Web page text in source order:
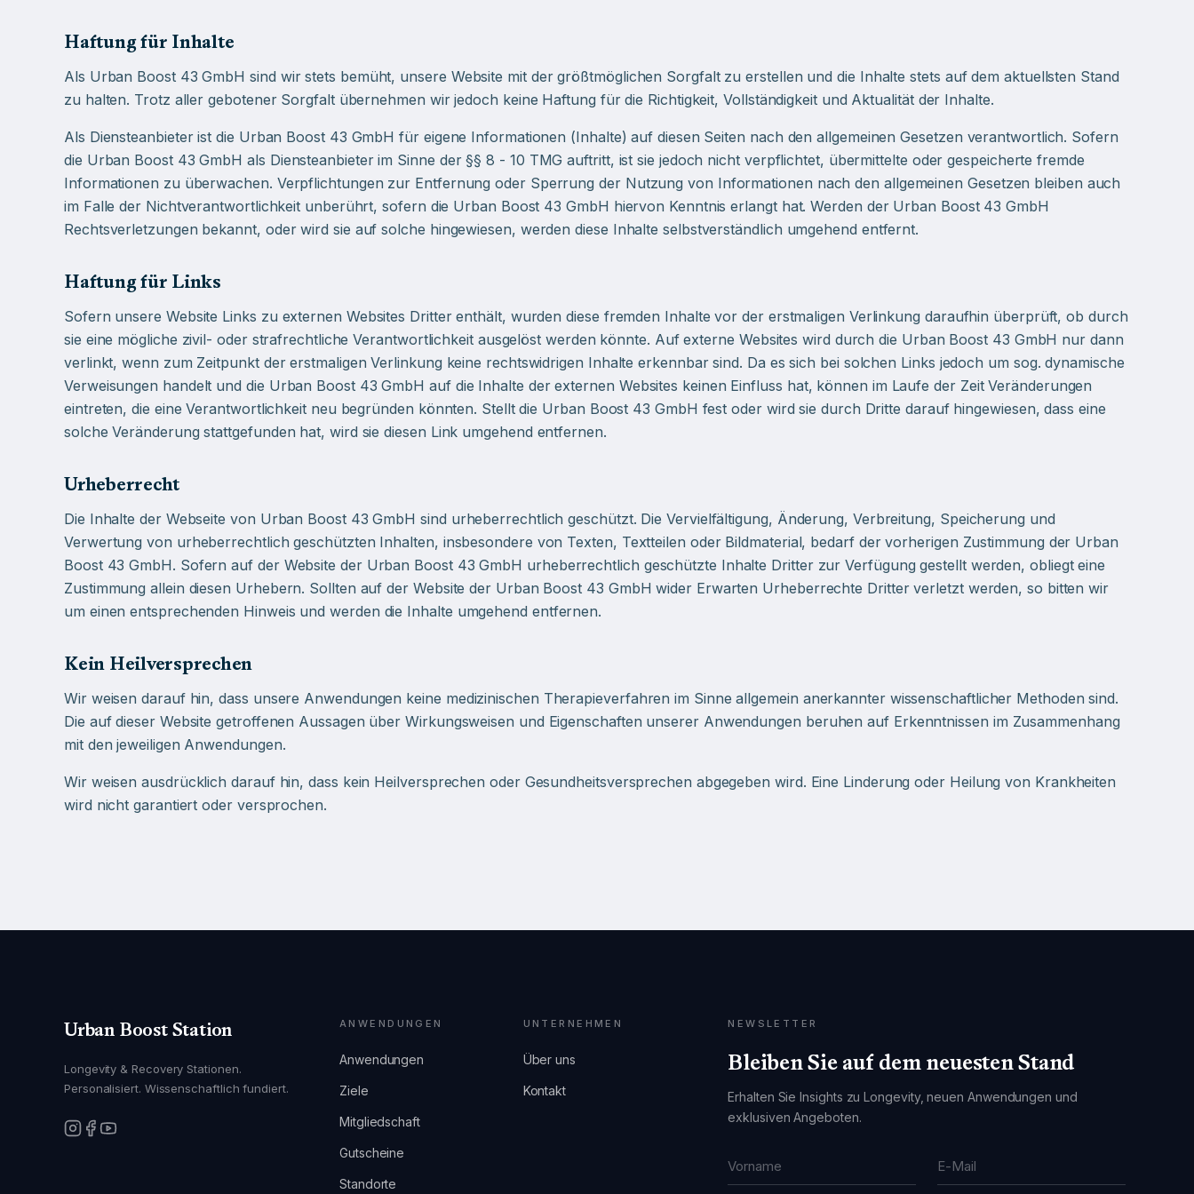
Haftung für Inhalte
Als Urban Boost 43 GmbH sind wir stets bemüht, unsere Website mit der größtmöglichen Sorgfalt zu erstellen und die Inhalte stets auf dem aktuellsten Stand
zu halten. Trotz aller gebotener Sorgfalt übernehmen wir jedoch keine Haftung für die Richtigkeit, Vollständigkeit und Aktualität der Inhalte.
Als Diensteanbieter ist die Urban Boost 43 GmbH für eigene Informationen (Inhalte) auf diesen Seiten nach den allgemeinen Gesetzen verantwortlich. Sofern
die Urban Boost 43 GmbH als Diensteanbieter im Sinne der §§ 8 - 10 TMG auftritt, ist sie jedoch nicht verpflichtet, übermittelte oder gespeicherte fremde
Informationen zu überwachen. Verpflichtungen zur Entfernung oder Sperrung der Nutzung von Informationen nach den allgemeinen Gesetzen bleiben auch
im Falle der Nichtverantwortlichkeit unberührt, sofern die Urban Boost 43 GmbH hiervon Kenntnis erlangt hat. Werden der Urban Boost 43 GmbH
Rechtsverletzungen bekannt, oder wird sie auf solche hingewiesen, werden diese Inhalte selbstverständlich umgehend entfernt.
Haftung für Links
Sofern unsere Website Links zu externen Websites Dritter enthält, wurden diese fremden Inhalte vor der erstmaligen Verlinkung daraufhin überprüft, ob durch
sie eine mögliche zivil- oder strafrechtliche Verantwortlichkeit ausgelöst werden könnte. Auf externe Websites wird durch die Urban Boost 43 GmbH nur dann
verlinkt, wenn zum Zeitpunkt der erstmaligen Verlinkung keine rechtswidrigen Inhalte erkennbar sind. Da es sich bei solchen Links jedoch um sog. dynamische
Verweisungen handelt und die Urban Boost 43 GmbH auf die Inhalte der externen Websites keinen Einfluss hat, können im Laufe der Zeit Veränderungen
eintreten, die eine Verantwortlichkeit neu begründen könnten. Stellt die Urban Boost 43 GmbH fest oder wird sie durch Dritte darauf hingewiesen, dass eine
solche Veränderung stattgefunden hat, wird sie diesen Link umgehend entfernen.
Urheberrecht
Die Inhalte der Webseite von Urban Boost 43 GmbH sind urheberrechtlich geschützt. Die Vervielfältigung, Änderung, Verbreitung, Speicherung und
Verwertung von urheberrechtlich geschützten Inhalten, insbesondere von Texten, Textteilen oder Bildmaterial, bedarf der vorherigen Zustimmung der Urban
Boost 43 GmbH. Sofern auf der Website der Urban Boost 43 GmbH urheberrechtlich geschützte Inhalte Dritter zur Verfügung gestellt werden, obliegt eine
Zustimmung allein diesen Urhebern. Sollten auf der Website der Urban Boost 43 GmbH wider Erwarten Urheberrechte Dritter verletzt werden, so bitten wir
um einen entsprechenden Hinweis und werden die Inhalte umgehend entfernen.
Kein Heilversprechen
Wir weisen darauf hin, dass unsere Anwendungen keine medizinischen Therapieverfahren im Sinne allgemein anerkannter wissenschaftlicher Methoden sind.
Die auf dieser Website getroffenen Aussagen über Wirkungsweisen und Eigenschaften unserer Anwendungen beruhen auf Erkenntnissen im Zusammenhang
mit den jeweiligen Anwendungen.
Wir weisen ausdrücklich darauf hin, dass kein Heilversprechen oder Gesundheitsversprechen abgegeben wird. Eine Linderung oder Heilung von Krankheiten
wird nicht garantiert oder versprochen.
Urban Boost Station
Longevity & Recovery Stationen.
Personalisiert. Wissenschaftlich fundiert.
ANWENDUNGEN
Anwendungen
Ziele
Mitgliedschaft
Gutscheine
Standorte
UNTERNEHMEN
Über uns
Kontakt
NEWSLETTER
Bleiben Sie auf dem neuesten Stand
Erhalten Sie Insights zu Longevity, neuen Anwendungen und
exklusiven Angeboten.
Vorname E-Mail